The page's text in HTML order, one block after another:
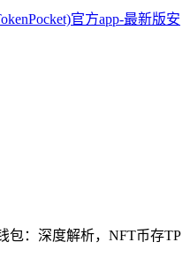
包：深度解析，NFT币存TP